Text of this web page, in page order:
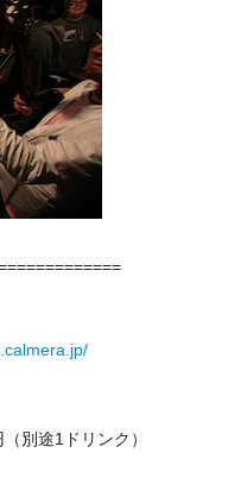
別途1ドリンク）